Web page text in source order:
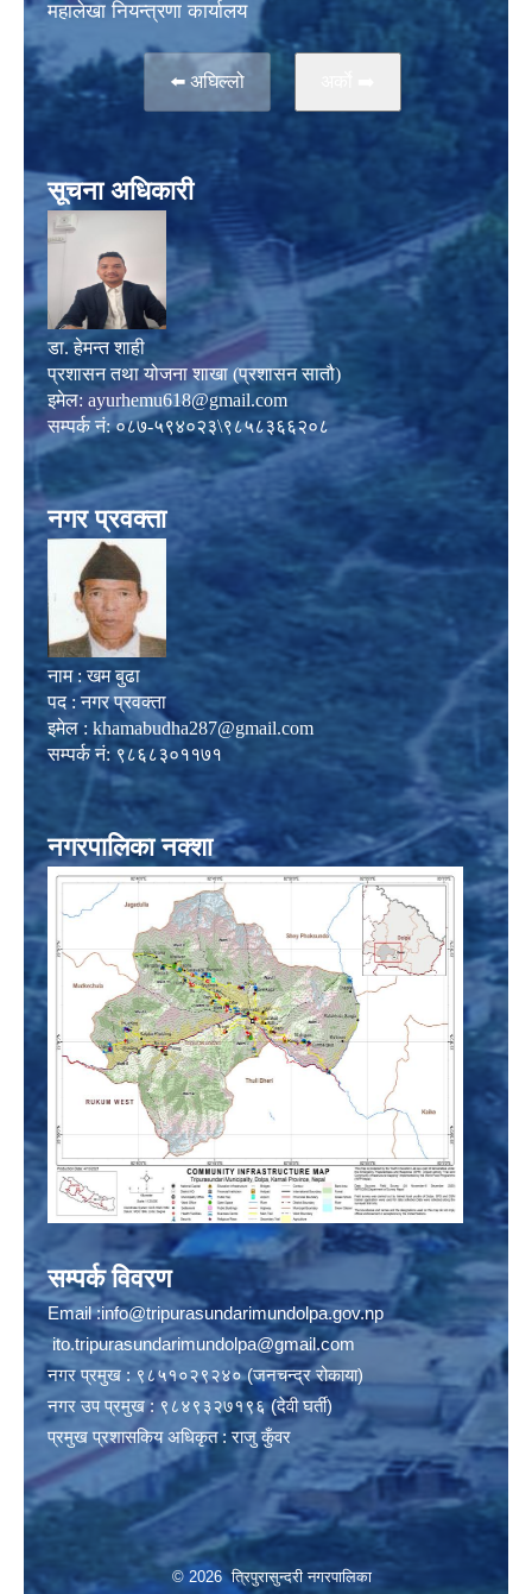
महालेखा नियन्त्रणा कार्यालय
⬅️ अघिल्लो
सूचना अधिकारी
डा. हेमन्त शाही
प्रशासन तथा योजना शाखा (प्रशासन सातौ)
इमेल: ayurhemu618@gmail.com
सम्पर्क नं: ०८७-५९४०२३\९८५८३६६२०८
नगर प्रवक्ता
नाम : खम बुढा
पद : नगर प्रवक्ता
इमेल : khamabudha287@gmail.com
सम्पर्क नं: ९८६८३०११७१
नगरपालिका नक्शा
सम्पर्क विवरण
Email :info@tripurasundarimundolpa.gov.np
ito.tripurasundarimundolpa@gmail.com
नगर प्रमुख : ९८५१०२९२४० (जनचन्द्र रोकाया)
नगर उप प्रमुख : ९८४९३२७१९६ (देवी घर्ती)
प्रमुख प्रशासकिय अधिकृत : राजु कुँवर
© 2026 त्रिपुरासुन्दरी नगरपालिका